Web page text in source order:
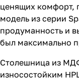
ценящих комфорт,
модель из серии
продуманность и
был максимально
Столешница из
износостойким